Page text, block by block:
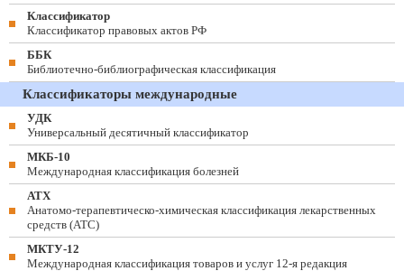
Классификатор
Классификатор правовых актов РФ
ББК
Библиотечно-библиографическая классификация
Классификаторы международные
УДК
Универсальный десятичный классификатор
МКБ-10
Международная классификация болезней
АТХ
Анатомо-терапевтическо-химическая классификация лекарственных
средств (ATC)
МКТУ-12
Международная классификация товаров и услуг 12-я редакция